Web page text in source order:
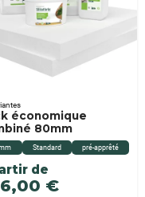
Standard pré-apprêté
économique
80mm
de
€